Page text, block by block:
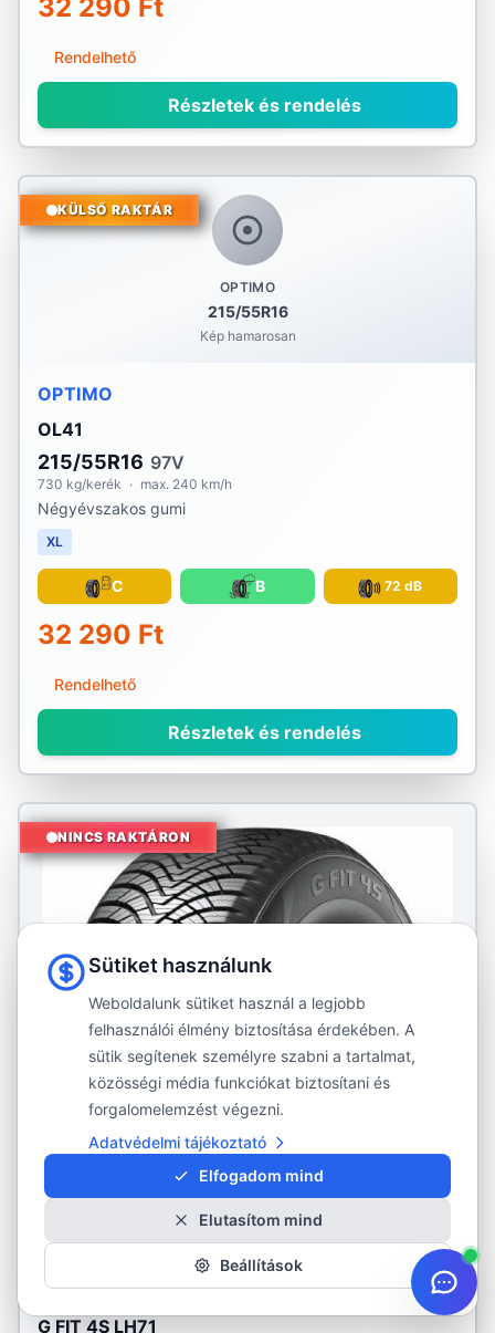
32 290 Ft
Rendelhető
Részletek és rendelés
OPTIMO
215/55R16
Kép hamarosan
KÜLSŐ RAKTÁR
OPTIMO
OL41
215/55R16 97V
730 kg/kerék · max. 240 km/h
Négyévszakos gumi
XL
C B 72 dB
32 290 Ft
Rendelhető
Részletek és rendelés
NINCS RAKTÁRON
LAUFENN
G FIT 4S LH71
Sütiket használunk
Weboldalunk sütiket használ a legjobb
felhasználói élmény biztosítása érdekében. A
sütik segítenek személyre szabni a tartalmat,
közösségi média funkciókat biztosítani és
forgalomelemzést végezni.
Adatvédelmi tájékoztató
Elfogadom mind
Elutasítom mind
Beállítások